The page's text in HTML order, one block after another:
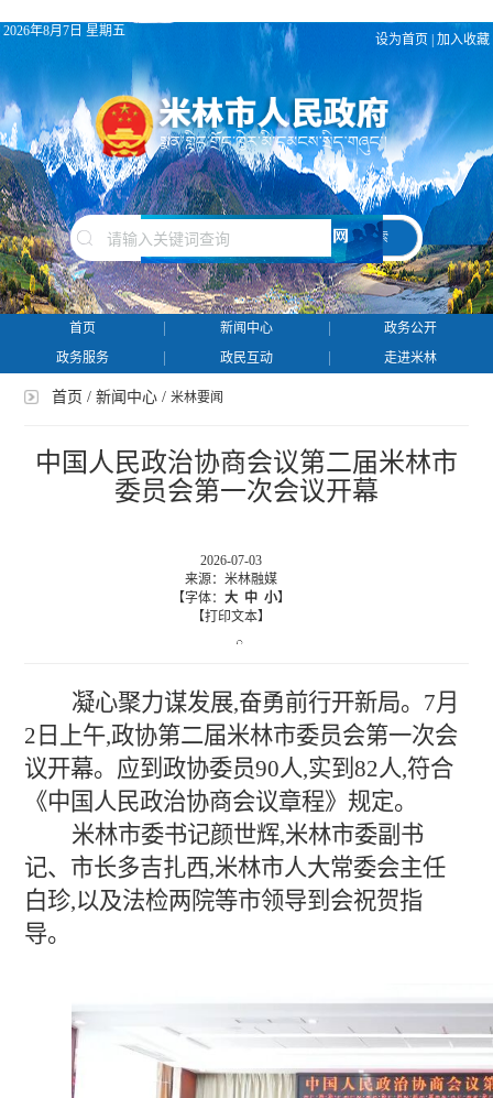
2026年8月7日 星期五
设为首页 加入收藏
搜 索
首页 新闻中心
政务公开
政务服务
政民互动 走进米林
首页 /新闻中心 /米林要闻
中国人民政治协商会议第二届米林市
委员会第一次会议开幕
2026-07-03
来源：米林融媒
【字体： 大 中 小】
【打印文本】
凝心聚力谋发展,奋勇前行开新局。7月
2日上午,政协第二届米林市委员会第一次会
议开幕。应到政协委员90人,实到82人,符合
《中国人民政治协商会议章程》规定。
米林市委书记颜世辉,米林市委副书
记、市长多吉扎西,米林市人大常委会主任
白珍,以及法检两院等市领导到会祝贺指
导。